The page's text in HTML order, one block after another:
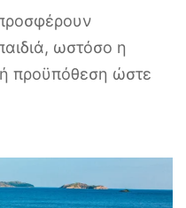
ωστόσο η
προϋπόθεση ώστε